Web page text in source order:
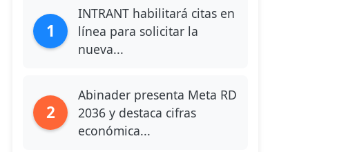
1
INTRANT habilitará citas en
línea para solicitar la
nueva...
2
Abinader presenta Meta RD
2036 y destaca cifras
económica...